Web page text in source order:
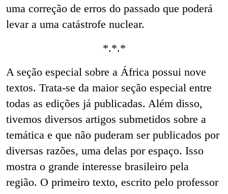
uma correção de erros do passado que poderá
levar a uma catástrofe nuclear.
*.*.*
A seção especial sobre a África possui nove
textos. Trata-se da maior seção especial entre
todas as edições já publicadas. Além disso,
tivemos diversos artigos submetidos sobre a
temática e que não puderam ser publicados por
diversas razões, uma delas por espaço. Isso
mostra o grande interesse brasileiro pela
região. O primeiro texto, escrito pelo professor